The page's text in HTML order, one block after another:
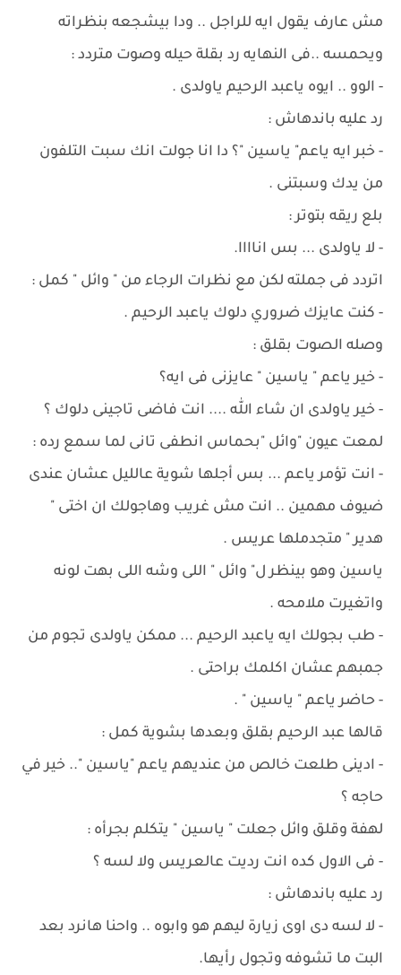
مش عارف يقول ايه للراجل .. ودا بيشجعه بنظراته
ويحمسه ..فى النهايه رد بقلة حيله وصوت متردد :
- الوو .. ايوه ياعبد الرحيم ياولدى .
رد عليه باندهاش :
- خبر ايه ياعم" ياسين "؟ دا انا جولت انك سبت التلفون
من يدك وسبتنى .
بلع ريقه بتوتر :
- لا ياولدى ... بس اناااا.
اتردد فى جملته لكن مع نظرات الرجاء من " وائل " كمل :
- كنت عايزك ضروري دلوك ياعبد الرحيم .
وصله الصوت بقلق :
- خير ياعم " ياسين " عايزنى فى ايه؟
- خير ياولدى ان شاء الله .... انت فاضى تاجينى دلوك ؟
لمعت عيون "وائل "بحماس انطفى تانى لما سمع رده :
- انت تؤمر ياعم ... بس أجلها شوية عالليل عشان عندى
ضيوف مهمين .. انت مش غريب وهاجولك ان اختى "
هدير " متجدملها عريس .
ياسين وهو بينظر ل" وائل " اللى وشه اللى بهت لونه
واتغيرت ملامحه .
- طب بجولك ايه ياعبد الرحيم ... ممكن ياولدى تجوم من
جمبهم عشان اكلمك براحتى .
- حاضر ياعم " ياسين " .
قالها عبد الرحيم بقلق وبعدها بشوية كمل :
- ادينى طلعت خالص من عنديهم ياعم "ياسين ".. خير في
حاجه ؟
لهفة وقلق وائل جعلت " ياسين " يتكلم بجرأه :
- فى الاول كده انت رديت عالعريس ولا لسه ؟
رد عليه باندهاش :
- لا لسه دى اوى زيارة ليهم هو وابوه .. واحنا هانرد بعد
البت ما تشوفه وتجول رأيها.